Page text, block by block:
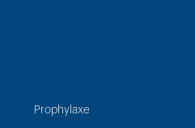
Prophylaxe